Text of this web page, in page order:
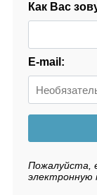
Как Вас
E-mail:
Пожалуйста,
электронную